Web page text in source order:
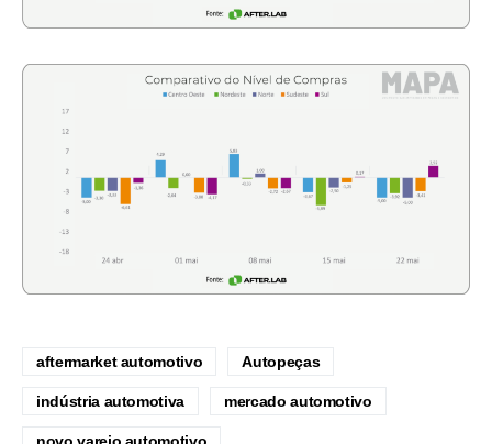
aftermarket automotivo Autopeças
indústria automotiva mercado automotivo